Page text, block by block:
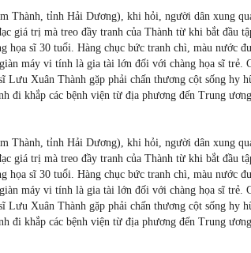
Thành, tỉnh Hải Dương), khi hỏi, người dân xung
giá trị mà treo đầy tranh của Thành từ khi bắt đầu
họa sĩ 30 tuổi. Hàng chục bức tranh chì, màu nước
máy vi tính là gia tài lớn đối với chàng họa sĩ trẻ.
Xuân Thành gặp phải chấn thương cột sống hy
đi khắp các bệnh viện từ địa phương đến Trung
Thành, tỉnh Hải Dương), khi hỏi, người dân xung
giá trị mà treo đầy tranh của Thành từ khi bắt đầu
họa sĩ 30 tuổi. Hàng chục bức tranh chì, màu nước
máy vi tính là gia tài lớn đối với chàng họa sĩ trẻ.
Xuân Thành gặp phải chấn thương cột sống hy
đi khắp các bệnh viện từ địa phương đến Trung